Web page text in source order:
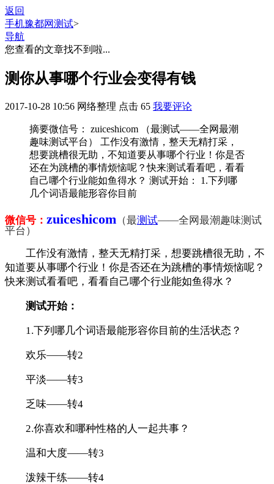
返回
手机豫都网测试>
导航
您查看的文章找不到啦...
测你从事哪个行业会变得有钱
2017-10-28 10:56 网络整理 点击 65 我要评论
摘要微信号： zuiceshicom （最测试——全网最潮
趣味测试平台） 工作没有激情，整天无精打采，
想要跳槽很无助，不知道要从事哪个行业！你是否
还在为跳槽的事情烦恼呢？快来测试看看吧，看看
自己哪个行业能如鱼得水？ 测试开始： 1.下列哪
几个词语最能形容你目前
微信号： zuiceshicom （最测试——全网最潮趣味测试
平台）
工作没有激情，整天无精打采，想要跳槽很无助，不
知道要从事哪个行业！你是否还在为跳槽的事情烦恼呢？
快来测试看看吧，看看自己哪个行业能如鱼得水？
测试开始：
1.下列哪几个词语最能形容你目前的生活状态？
欢乐——转2
平淡——转3
乏味——转4
2.你喜欢和哪种性格的人一起共事？
温和大度——转3
泼辣干练——转4